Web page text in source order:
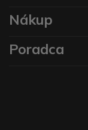
Nákup
Poradca